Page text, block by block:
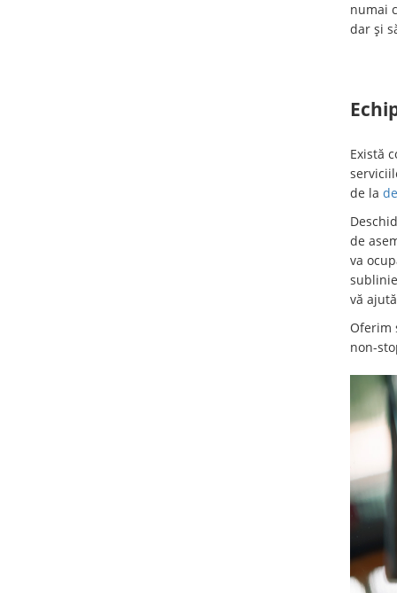
numai
dar și
Există
de la
de
va
vă
Oferim
non-